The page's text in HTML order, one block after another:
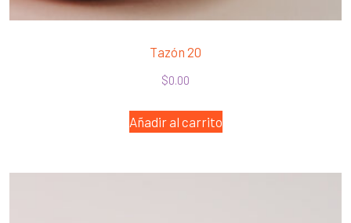
Tazón 20
$0.00
Añadir al carrito